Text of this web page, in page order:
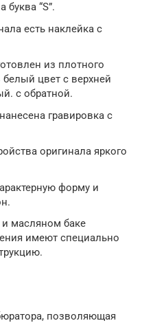
“S”.
есть наклейка с
из плотного
цвет с верхней
с обратной.
гравировка с
оригинала яркого
форму и
масляном баке
имеют специально
позволяющая